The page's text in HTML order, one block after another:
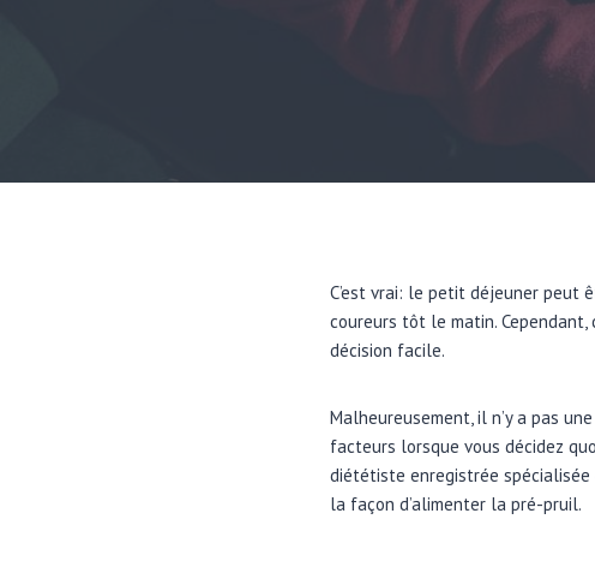
C’est vrai: le petit déjeuner peut
coureurs tôt le matin.
décision facile.
Malheureusement, il n’y a pas
facteurs lorsque vous décidez
diététiste enregistrée
la façon d’alimenter la pré-pruil.